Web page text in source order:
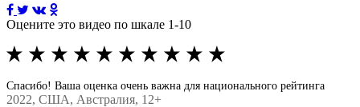
Оцените это видео по шкале 1-10
Спасибо! Ваша оценка очень важна для национального рейтинга
2022, США, Австралия, 12+